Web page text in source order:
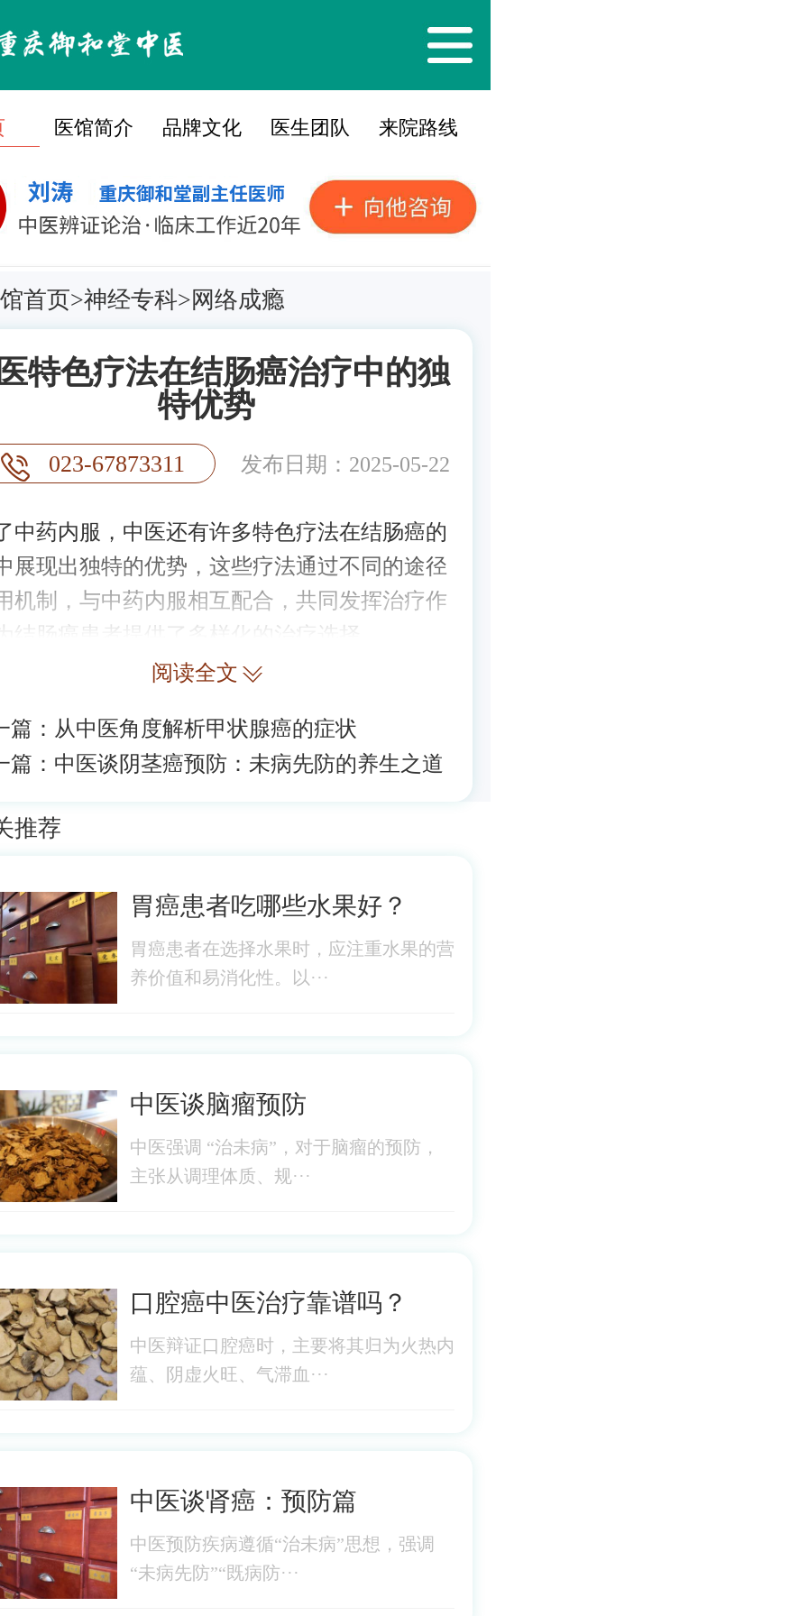
医馆简介 品牌文化 医生团队 来院路线
首页>神经专科>网络成瘾
特色疗法在结肠癌治疗中的独
特优势
023-67873311 发布日期：2025-05-22
药内服，中医还有许多特色疗法在结肠癌的
展现出独特的优势，这些疗法通过不同的途径
机制，与中药内服相互配合，共同发挥治疗作
结肠癌患者提供了多样化的治疗选择。
阅读全文
篇： 从中医角度解析甲状腺癌的症状
篇： 中医谈阴茎癌预防：未病先防的养生之道
推荐
胃癌患者吃哪些水果好？
胃癌患者在选择水果时，应注重水果的营
养价值和易消化性。以···
中医谈脑瘤预防
中医强调 “治未病”，对于脑瘤的预防，
主张从调理体质、规···
口腔癌中医治疗靠谱吗？
中医辩证口腔癌时，主要将其归为火热内
蕴、阴虚火旺、气滞血···
中医谈肾癌：预防篇
中医预防疾病遵循“治未病”思想，强调
“未病先防”“既病防···